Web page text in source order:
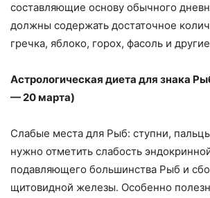
составляющие основу обычного
должны содержать достаточное
гречка, яблоко, горох, фасоль и
Астрологическая диета для знака
— 20 марта)
Слабые места для Рыб: ступни,
нужно отметить слабость
подавляющего большинства Рыб и
щитовидной железы. Особенно